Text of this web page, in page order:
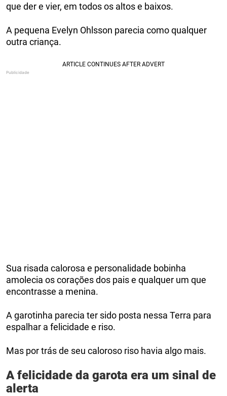
que der e vier, em todos os altos e baixos.
A pequena Evelyn Ohlsson parecia como qualquer
outra criança.
Sua risada calorosa e personalidade bobinha
amolecia os corações dos pais e qualquer um que
encontrasse a menina.
A garotinha parecia ter sido posta nessa Terra para
espalhar a felicidade e riso.
Mas por trás de seu caloroso riso havia algo mais.
A felicidade da garota era um sinal de
alerta